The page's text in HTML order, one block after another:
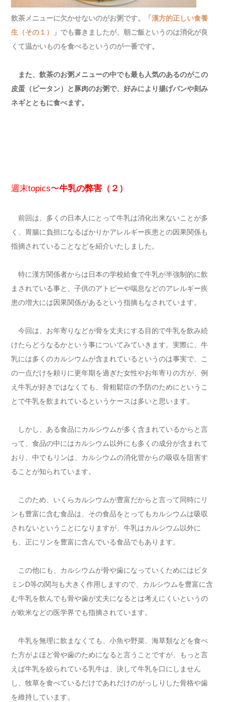
飲茶メニューに欠かせないのがお粥です。「 漢方的正しい食養
生（その１）
」でも書きましたが、朝ご飯というのは消化が良
くて温かいものを食べるというのが一番です。
また、飲茶のお粥メニューの中でも最も人気のあるのがこの
皮蛋（ピータン）と豚肉のお粥で、好みにより揚げパンや刻み
ネギとともに食べます。
週末topics〜牛乳の弊害（２）
前回は、多くの日本人にとって牛乳は消化出来ないことが多
く、胃腸に負担になるばかりかアレルギー疾患との因果関係も
指摘されていることなどを紹介いたしました。
特に漢方関係者からは日本の学校給食で牛乳が半強制的に飲
まされている事と、子供のアトピーや喘息などのアレルギー疾
患の増大には因果関係があるという指摘もなされています。
今回は、お年寄りなどが骨を丈夫にする目的で牛乳を飲み続
けたらどうなるかという事についてみていきます。実際に、牛
乳には多くのカルシウムが含まれているというのは事実で、こ
の一点だけを頼りに更年期を過ぎた女性やお年寄りの方が、例
え牛乳が好きではなくても、骨粗鬆症の予防のためにというこ
とで牛乳を飲まれているというケースは多いと思います。
しかし、ある食品にカルシウムが多く含まれているからと言
って、食品の中にはカルシウム以外にも多くの成分が含まれて
おり、中でもリンは、カルシウムの消化管からの吸収を阻害す
ることが知られています。
このため、いくらカルシウムが豊富だからと言って同時にリ
ンも豊富に含む食品は、その食品をとってもカルシウムは吸収
されないということになりますが、牛乳はカルシウム以外に
も、正にリンを豊富に含んでいる食品でもあります。
この他にも、カルシウムが骨や歯になっていくためにはビタ
ミンD等の関与も大きく作用しますので、カルシウムを豊富に含
む牛乳を飲んでも骨や歯が丈夫になるとは考えにくいというの
が欧米などの医学界でも指摘されています。
牛乳を無理に飲まなくても、小魚や野菜、海草類などを食べ
た方がよほど骨や歯のためになると言うことですが、もっと言
えば牛乳を絞られている乳牛は、決して牛乳を口にしません
し、牧草を食べているだけであれだけのがっしりした骨格や歯
を維持しています。